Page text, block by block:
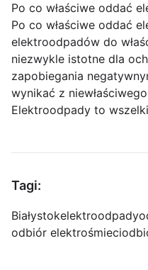
Po co właściwe oddać
Po co właściwe oddać
elektroodpadów do
niezwykle istotne dla
zapobiegania
wynikać z
Elektroodpady to
Tagi:
Białystokelektroodpady
odbiór elektrośmieci